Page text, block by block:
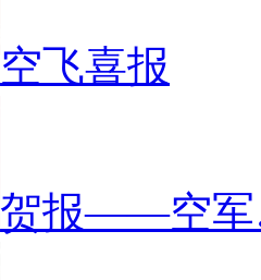
空飞喜报
贺报——空